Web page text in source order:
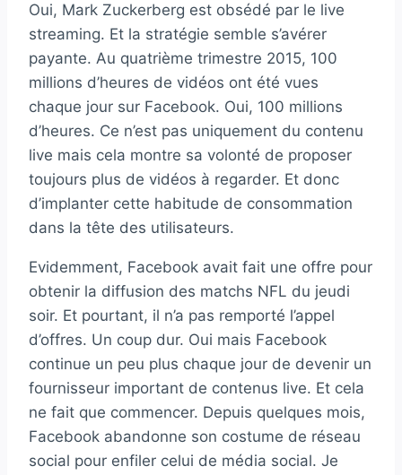
Oui, Mark Zuckerberg est obsédé par le live
streaming. Et la stratégie semble s’avérer
payante. Au quatrième trimestre 2015, 100
millions d’heures de vidéos ont été vues
chaque jour sur Facebook. Oui, 100 millions
d’heures. Ce n’est pas uniquement du contenu
live mais cela montre sa volonté de proposer
toujours plus de vidéos à regarder. Et donc
d’implanter cette habitude de consommation
dans la tête des utilisateurs.
Evidemment, Facebook avait fait une offre pour
obtenir la diffusion des matchs NFL du jeudi
soir. Et pourtant, il n’a pas remporté l’appel
d’offres. Un coup dur. Oui mais Facebook
continue un peu plus chaque jour de devenir un
fournisseur important de contenus live. Et cela
ne fait que commencer. Depuis quelques mois,
Facebook abandonne son costume de réseau
social pour enfiler celui de média social. Je